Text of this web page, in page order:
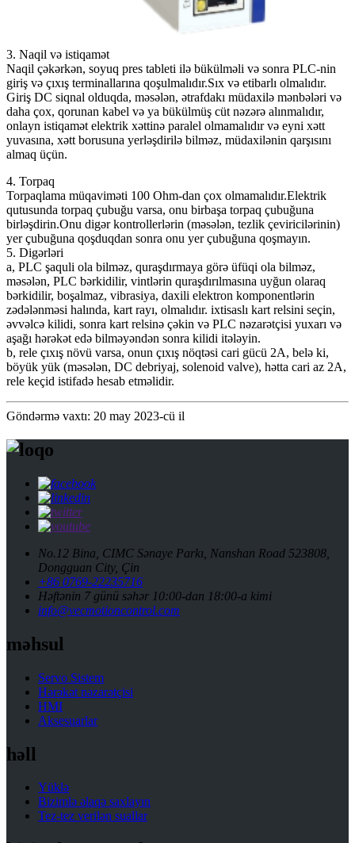
3. Naqil və istiqamət
Naqil çəkərkən, soyuq pres tableti ilə bükülməli və sonra PLC-nin
giriş və çıxış terminallarına qoşulmalıdır.Sıx və etibarlı olmalıdır.
Giriş DC siqnal olduqda, məsələn, ətrafdakı müdaxilə mənbələri və
daha çox, qorunan kabel və ya bükülmüş cüt nəzərə alınmalıdır,
onlayn istiqamət elektrik xəttinə paralel olmamalıdır və eyni xətt
yuvasına, xətt borusuna yerləşdirilə bilməz, müdaxilənin qarşısını
almaq üçün.
4. Torpaq
Torpaqlama müqaviməti 100 Ohm-dan çox olmamalıdır.Elektrik
qutusunda torpaq çubuğu varsa, onu birbaşa torpaq çubuğuna
birləşdirin.Onu digər kontrollerlərin (məsələn, tezlik çeviricilərinin)
yer çubuğuna qoşduqdan sonra onu yer çubuğuna qoşmayın.
5. Digərləri
a, PLC şaquli ola bilməz, quraşdırmaya görə üfüqi ola bilməz,
məsələn, PLC bərkidilir, vintlərin quraşdırılmasına uyğun olaraq
bərkidilir, boşalmaz, vibrasiya, daxili elektron komponentlərin
zədələnməsi halında, kart rayı, olmalıdır. ixtisaslı kart relsini seçin,
əvvəlcə kilidi, sonra kart relsinə çəkin və PLC nəzarətçisi yuxarı və
aşağı hərəkət edə bilməyəndən sonra kilidi itələyin.
b, rele çıxış növü varsa, onun çıxış nöqtəsi cari gücü 2A, belə ki,
böyük yük (məsələn, DC debriyaj, solenoid valve), hətta cari az 2A,
rele keçid istifadə hesab etməlidir.
Göndərmə vaxtı: 20 may 2023-cü il
No.12 Bina, CIMC Sənaye Parkı, Nanshan Road 523808,
Dongguan City, Çin
+86 0769-22235716
Həftənin 7 günü səhər 10:00-dan 18:00-a kimi
info@vecmotioncontrol.com
məhsul
Servo Sistem
Hərəkət nəzarətçisi
HMI
Aksesuarlar
həll
Yüklə
Bizimlə əlaqə saxlayın
Tez-tez verilən suallar